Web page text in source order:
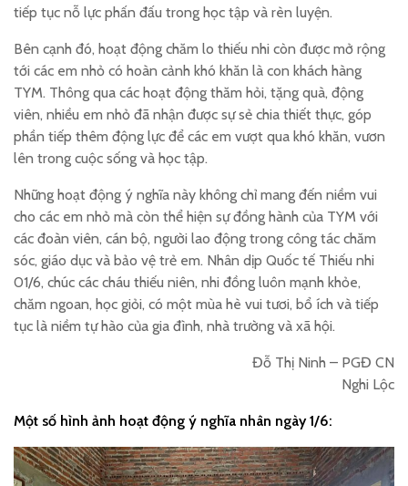
tiếp tục nỗ lực phấn đấu trong học tập và rèn luyện.
Bên cạnh đó, hoạt động chăm lo thiếu nhi còn được mở rộng
tới các em nhỏ có hoàn cảnh khó khăn là con khách hàng
TYM. Thông qua các hoạt động thăm hỏi, tặng quà, động
viên, nhiều em nhỏ đã nhận được sự sẻ chia thiết thực, góp
phần tiếp thêm động lực để các em vượt qua khó khăn, vươn
lên trong cuộc sống và học tập.
Những hoạt động ý nghĩa này không chỉ mang đến niềm vui
cho các em nhỏ mà còn thể hiện sự đồng hành của TYM với
các đoàn viên, cán bộ, người lao động trong công tác chăm
sóc, giáo dục và bảo vệ trẻ em. Nhân dịp Quốc tế Thiếu nhi
01/6, chúc các cháu thiếu niên, nhi đồng luôn mạnh khỏe,
chăm ngoan, học giỏi, có một mùa hè vui tươi, bổ ích và tiếp
tục là niềm tự hào của gia đình, nhà trường và xã hội.
Đỗ Thị Ninh – PGĐ CN
Nghi Lộc
Một số hình ảnh hoạt động ý nghĩa nhân ngày 1/6: